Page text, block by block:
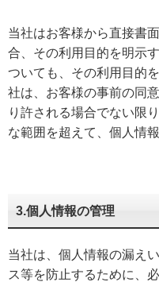
当社はお客様から直接書
合、その利用目的を明示
ついても、その利用目的
社は、お客様の事前の同
り許される場合でない限
な範囲を超えて、個人情
3.個人情報の管理
当社は、個人情報の漏え
ス等を防止するために、